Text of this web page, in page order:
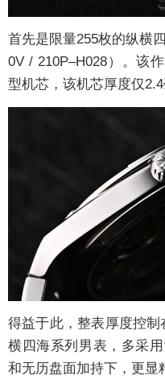
首先是限量255枚的纵横
0V / 210P–H028）。该
型机芯，该机芯厚度仅2.4
得益于此，整表厚度控
横四海系列男表，多采
和无历盘面加持下，更显